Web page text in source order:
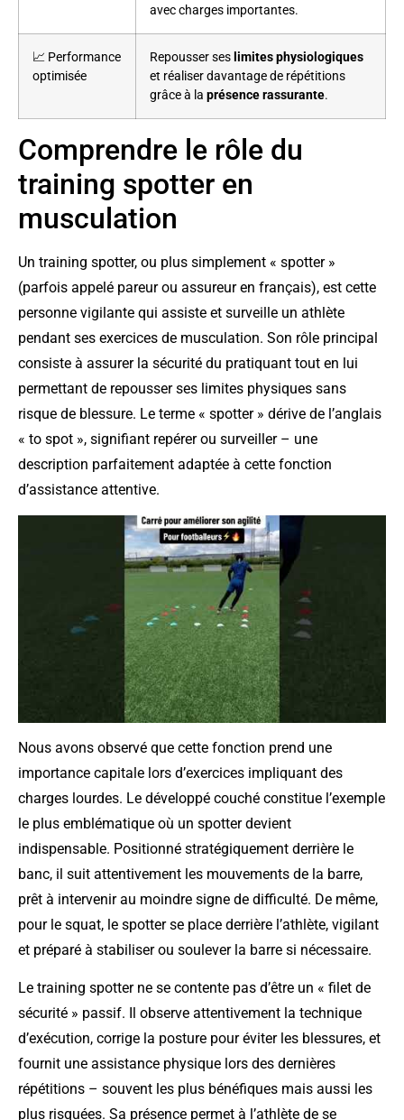
avec charges importantes.
📈 Performance
optimisée
Repousser ses limites physiologiques
et réaliser davantage de répétitions
grâce à la présence rassurante.
Comprendre le rôle du
training spotter en
musculation
Un training spotter, ou plus simplement « spotter »
(parfois appelé pareur ou assureur en français), est cette
personne vigilante qui assiste et surveille un athlète
pendant ses exercices de musculation. Son rôle principal
consiste à assurer la sécurité du pratiquant tout en lui
permettant de repousser ses limites physiques sans
risque de blessure. Le terme « spotter » dérive de l’anglais
« to spot », signifiant repérer ou surveiller – une
description parfaitement adaptée à cette fonction
d’assistance attentive.
Nous avons observé que cette fonction prend une
importance capitale lors d’exercices impliquant des
charges lourdes. Le développé couché constitue l’exemple
le plus emblématique où un spotter devient
indispensable. Positionné stratégiquement derrière le
banc, il suit attentivement les mouvements de la barre,
prêt à intervenir au moindre signe de difficulté. De même,
pour le squat, le spotter se place derrière l’athlète, vigilant
et préparé à stabiliser ou soulever la barre si nécessaire.
Le training spotter ne se contente pas d’être un « filet de
sécurité » passif. Il observe attentivement la technique
d’exécution, corrige la posture pour éviter les blessures, et
fournit une assistance physique lors des dernières
répétitions – souvent les plus bénéfiques mais aussi les
plus risquées. Sa présence permet à l’athlète de se